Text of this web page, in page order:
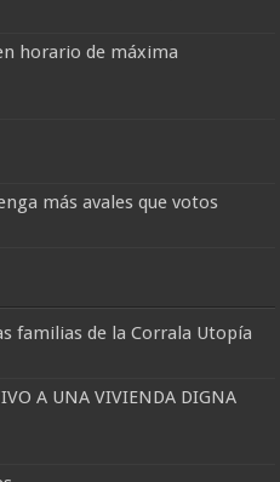
horario de máxima
más avales que votos
familias de la Corrala Utopía
A UNA VIVIENDA DIGNA